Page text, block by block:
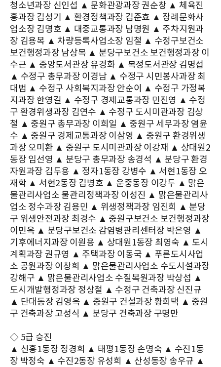
청소년과장 신인섭 ▲ 문화관광과장 권순창 ▲ 체육진
흥과장 김성기 ▲ 환경정책과장 김준효 ▲ 장례문화사
업소장 김명호 ▲ 대중교통과장 남명원 ▲ 주차지원과
장 김용복 ▲ 차량등록사업소장 임철 ▲ 수정구보건소
보건행정과장 남상복 ▲ 분당구보건소 보건행정과장 이
수근 ▲ 중앙도서관장 유경화 ▲ 복정도서관장 김명섭
▲ 수정구 총무과장 이경남 ▲ 수정구 시민봉사과장 최
대범 ▲ 수정구 사회복지과장 안순이 ▲ 수정구 가정복
지과장 한영길 ▲ 수정구 경제교통과장 민진영 ▲ 수정
구 환경위생과장 김연수 ▲ 수정구 도시미관과장 김상
철 ▲ 중원구 총무과장 이희일 ▲ 중원구 세무과장 염윤
수 ▲ 중원구 경제교통과장 이삼영 ▲ 중원구 환경위생
과장 오미환 ▲ 중원구 도시미관과장 이강재 ▲ 상대원2
동장 임선영 ▲ 분당구 총무과장 송경석 ▲ 분당구 환경
자원과장 김두용 ▲ 정자1동장 강병수 ▲ 서현1동장 오
재학 ▲ 서현2동장 김병호 ▲ 운중동장 이강두 ▲ 맑은
물관리사업소 물관리정책과장 이성진 ▲ 맑은물관리사
업소 정수과장 김용민 ▲ 위생정책과장 임진희 ▲ 분당
구 위생안전과장 최경수 ▲ 중원구보건소 보건행정과장
이민옥 ▲ 분당구보건소 감염병관리센터장 박은영 ▲
기후에너지과장 이원용 ▲ 상대원1동장 최영숙 ▲ 도시
계획과장 권규영 ▲ 주택과장 이동국 ▲ 푸른도시사업
소 공원과장 이창희 ▲ 맑은물관리사업소 수도시설과장
강해구 ▲ 맑은물관리사업소 수질복원과장 박상섭 ▲
도시개발행정과장 정상철 ▲ 수정구 건축과장 신진규
▲ 단대동장 김영옥 ▲ 중원구 건설과장 황희택 ▲ 중원
구 건축과장 고성식 ▲ 분당구 건축과장 구명만
◇ 5급 승진
▲ 신흥1동장 정경희 ▲ 태평1동장 손명숙 ▲ 수진1동
장 박정숙 ▲ 수진2동장 유성희 ▲ 산성동장 송우규 ▲